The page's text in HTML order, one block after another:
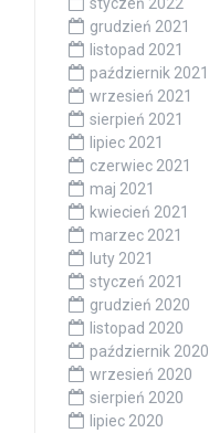
grudzień 2021
listopad 2021
październik 2021
wrzesień 2021
sierpień 2021
lipiec 2021
czerwiec 2021
maj 2021
kwiecień 2021
marzec 2021
luty 2021
styczeń 2021
grudzień 2020
listopad 2020
październik 2020
wrzesień 2020
sierpień 2020
lipiec 2020